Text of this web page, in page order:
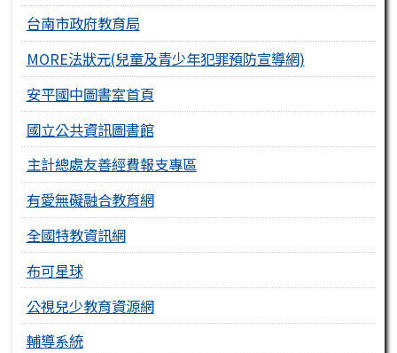
台南市政府教育局
MORE法狀元(兒童及青少年犯罪預防宣導網)
安平國中圖書室首頁
國立公共資訊圖書館
主計總處友善經費報支專區
有愛無礙融合教育網
全國特教資訊網
布可星球
公視兒少教育資源網
輔導系統